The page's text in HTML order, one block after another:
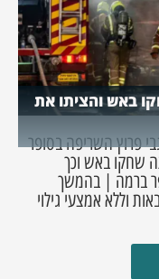
באש והציתו את
פרוץ השריפה בסופר
שחקו באש וכך
ברמה | בהמשך
וללא אמצעי גילוי